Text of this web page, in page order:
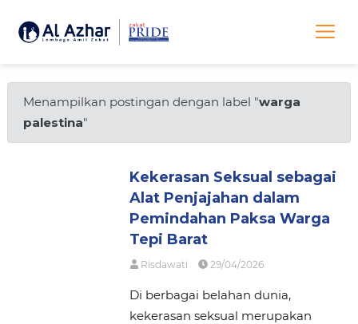
Menampilkan postingan dengan label "warga
palestina"
Kekerasan Seksual sebagai
Alat Penjajahan dalam
Pemindahan Paksa Warga
Tepi Barat
Risdawati 29/04/2026
Di berbagai belahan dunia,
kekerasan seksual merupakan